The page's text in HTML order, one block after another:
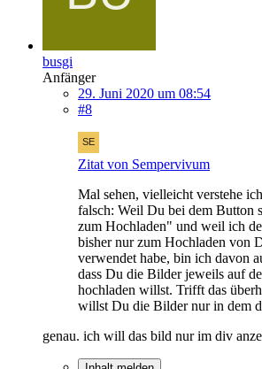
busgi
Anfänger
29. Juni 2020 um 08:54
#8
Zitat von Sempervivum
Mal sehen, vielleicht verstehe
falsch: Weil Du bei dem Button
zum Hochladen" und weil ich
bisher nur zum Hochladen von
verwendet habe, bin ich davon
dass Du die Bilder jeweils auf
hochladen willst. Trifft das
willst Du die Bilder nur in dem
genau. ich will das bild nur im div